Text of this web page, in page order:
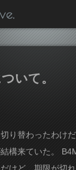
いて。
り替わったわけ
構来ていた。